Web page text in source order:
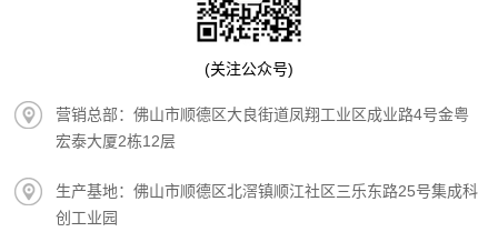
(关注公众号)
营销总部：佛山市顺德区大良街道凤翔工业区成业路4号金粤
宏泰大厦2栋12层
生产基地：佛山市顺德区北滘镇顺江社区三乐东路25号集成科
创工业园